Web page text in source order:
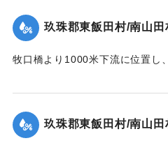
後世に受け継がれるべき石碑が
1953/6/26｜固有コード:
｜固有コード:00543098
玖珠郡東飯田村/南山田
牧口橋より1000米下流に位置し
に漸次洗掘され、又上流牧口橋
残し他は全部流失した。その後
堤内を本流の如く流れたため洗
玖珠郡東飯田村/南山田